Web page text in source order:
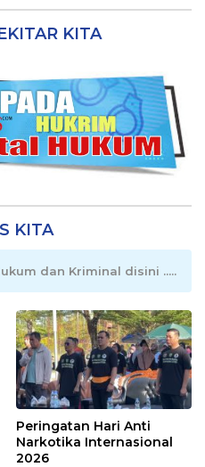
KITA
KITA
dan Kriminal disini .....
Peringatan Hari Anti
Narkotika Internasional
2026